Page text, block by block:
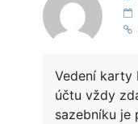
Vedení karty
účtu vždy
sazebníku je